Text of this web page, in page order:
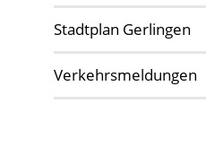
Stadtplan Gerlingen
Verkehrsmeldungen